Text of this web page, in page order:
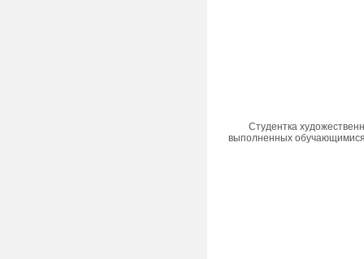
Студентка
выполненных